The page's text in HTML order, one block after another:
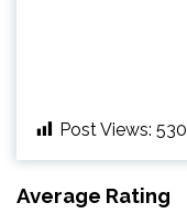
Post Views: 530
Average Rating